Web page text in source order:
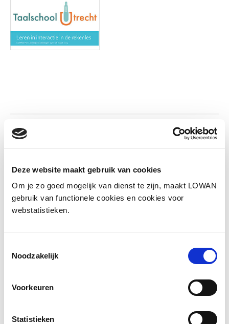
Deze website maakt gebruik van cookies
Om je zo goed mogelijk van dienst te zijn, maakt LOWAN
gebruik van functionele cookies en cookies voor
webstatistieken.
Noodzakelijk
Voorkeuren
Statistieken
Informatie
Sprekers: Marleen van Bladeren, Angelique
Onderwater en Annelies Huijsmans
Jaar van uitgave: 2025